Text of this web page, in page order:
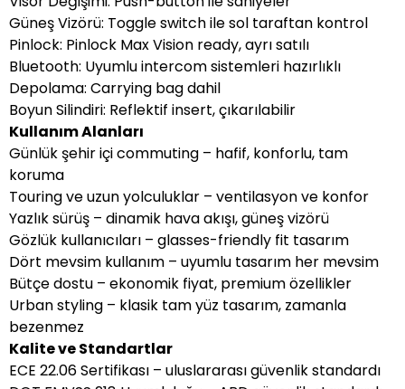
Güneş Vizörü: Toggle switch ile sol taraftan kontrol
Pinlock: Pinlock Max Vision ready, ayrı satılı
Bluetooth: Uyumlu intercom sistemleri hazırlıklı
Depolama: Carrying bag dahil
Boyun Silindiri: Reflektif insert, çıkarılabilir
Kullanım Alanları
Günlük şehir içi commuting – hafif, konforlu, tam
koruma
Touring ve uzun yolculuklar – ventilasyon ve konfor
Yazlık sürüş – dinamik hava akışı, güneş vizörü
Gözlük kullanıcıları – glasses-friendly fit tasarım
Dört mevsim kullanım – uyumlu tasarım her mevsim
Bütçe dostu – ekonomik fiyat, premium özellikler
Urban styling – klasik tam yüz tasarım, zamanla
bezenmez
Kalite ve Standartlar
ECE 22.06 Sertifikası – uluslararası güvenlik standardı